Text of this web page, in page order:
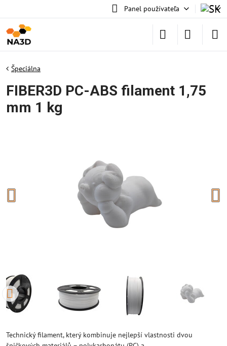
Panel používateľa
Špeciálna
FIBER3D PC-ABS filament 1,75
mm 1 kg
Technický filament, který kombinuje nejlepší vlastnosti dvou